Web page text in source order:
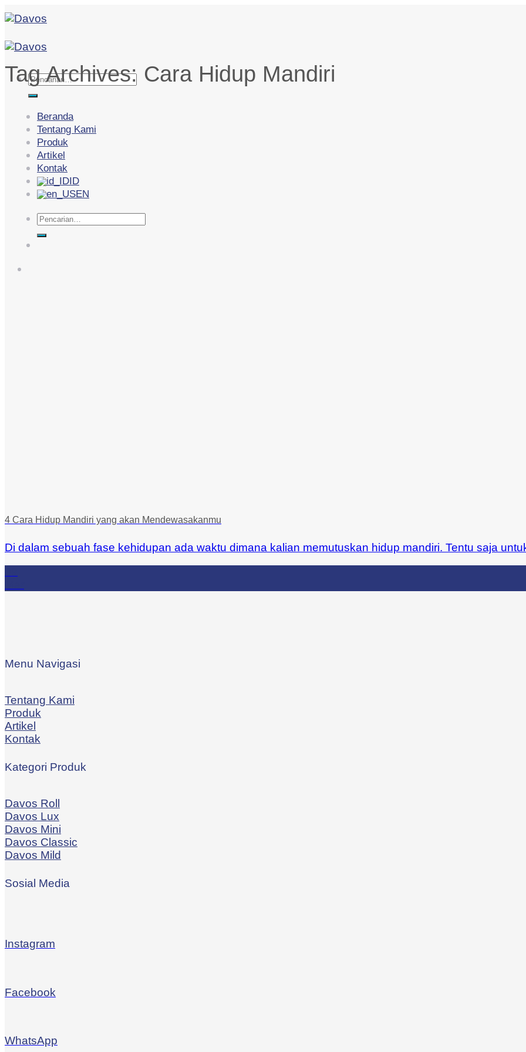
Skip
to
Pencarian
Beranda
Tentang Kami
Produk
Artikel
Kontak
ID
EN
Pencarian
Tag Archives: Cara Hidup Mandiri
4 Cara Hidup Mandiri yang akan Mendewasakanmu
Di dalam sebuah fase kehidupan ada waktu dimana kalian memutuskan hidup mandiri. Tentu saja
Menu Navigasi
Tentang Kami
Produk
Artikel
Kontak
Kategori Produk
Davos Roll
Davos Lux
Davos Mini
Davos Classic
Davos Mild
Sosial Media
Instagram
Facebook
WhatsApp